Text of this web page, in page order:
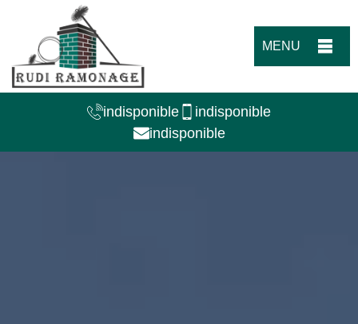
MENU
indisponible
indisponible
indisponible